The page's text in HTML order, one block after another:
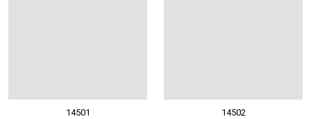
14501 14502